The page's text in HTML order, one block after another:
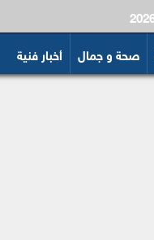
صحة و جمال أخبار فنية